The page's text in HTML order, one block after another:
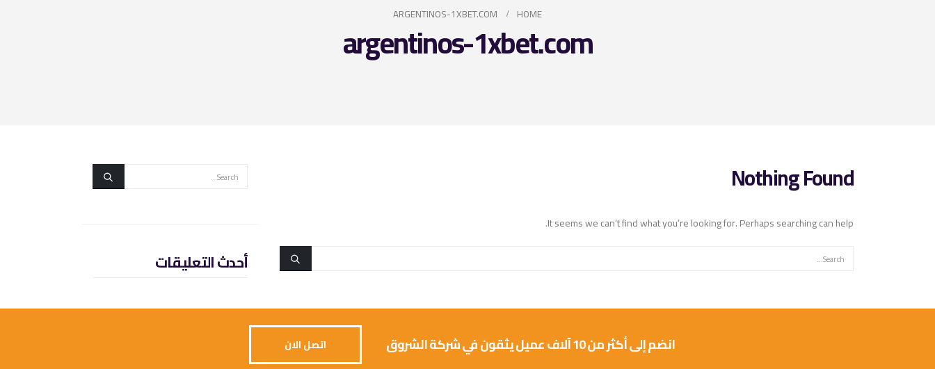
HOME
ARGENTINOS-1XBET.COM
argentinos-1xbet.com
Nothing Found
It seems we can’t find what you’re looking for. Perhaps searching can help.
أحدث التعليقات
انضم إلى أكثر من 10 آلاف عميل يثقون في شركة الشروق اتصل الان